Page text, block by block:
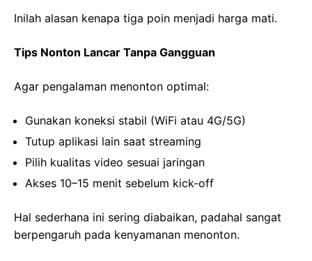
Inilah alasan kenapa tiga poin menjadi harga mati.
Tips Nonton Lancar Tanpa Gangguan
Agar pengalaman menonton optimal:
Gunakan koneksi stabil (WiFi atau 4G/5G)
Tutup aplikasi lain saat streaming
Pilih kualitas video sesuai jaringan
Akses 10–15 menit sebelum kick-off
Hal sederhana ini sering diabaikan, padahal sangat
berpengaruh pada kenyamanan menonton.